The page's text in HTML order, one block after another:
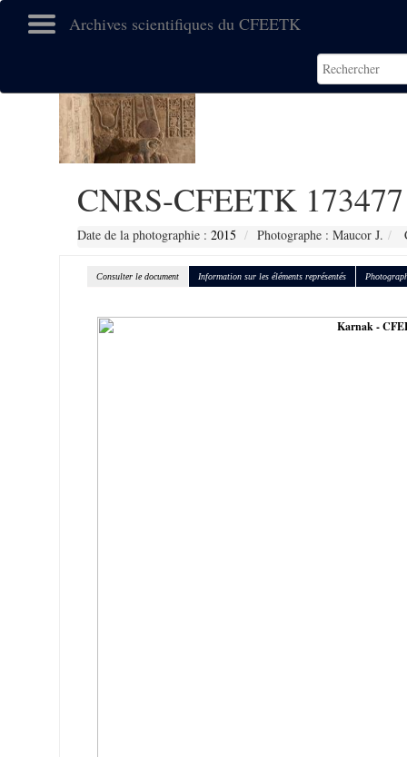
Archives scientifiques du CFEETK
CNRS-CFEETK 173477
Date de la photographie : 2015 Photographe : Maucor J.
Consulter le document Information sur les éléments représentés